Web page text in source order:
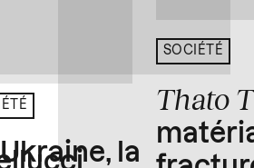
la
SOCIÉTÉ
Thato